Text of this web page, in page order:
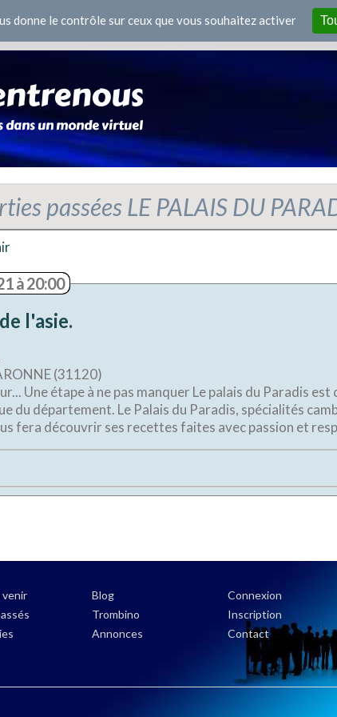
passées LE PALAIS DU
à 20:00
l'asie.
(31120)
Une étape à ne pas manquer Le palais du Paradis
du département. Le Palais du Paradis, spécialités
Le chef vous fera découvrir ses recettes faites avec passion
venir
Blog
Trombino
Annonces
Connexion
Inscription
Contact
donne le contrôle sur ceux que vous souhaitez activer